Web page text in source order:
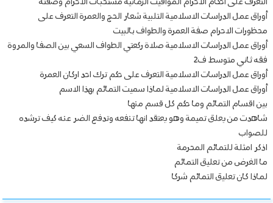
التعرف على احكام الاحرام المواقيت الزمانية مستحبات الاحرام وصفته
أوراق عمل الدراسات الاسلامية التلبية شعار الحج والعمرة التعرف على
محظورات الاحرام صفة العمرة والطواف بالبيت
أوراق عمل الدراسات الاسلامية صلاة ركعتي الطواف السعي بين الصفا والمروة
فقه ثاني متوسط ف2
أوراق عمل الدراسات الاسلامية التعرف على حكم ترك احد اركان العمرة
أوراق عمل الدراسات الاسلامية لماذا سميت التمائم بهذا الاسم
بين اقسام التمائم وما حكم كل قسم منها
شاهدت من يعلق تميمة وهو يعتقد انها تنفعه وتدفع الضر عنه كيف ترشده
للصواب
اذكر امثلة للتمائم المحرمة
ما الغرض من تعليق التمائم
لماذا كان تعليق التمائم شركا